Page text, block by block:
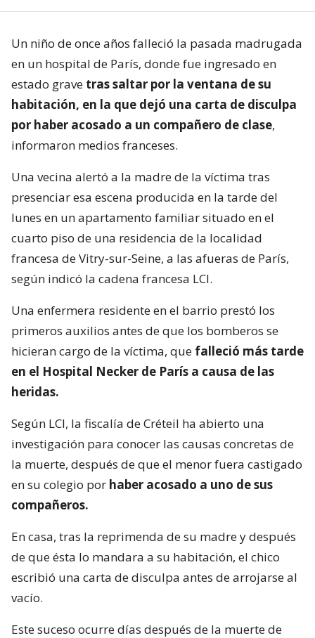
Un niño de once años falleció la pasada madrugada
en un hospital de París, donde fue ingresado en
estado grave tras saltar por la ventana de su
habitación, en la que dejó una carta de disculpa
por haber acosado a un compañero de clase,
informaron medios franceses.
Una vecina alertó a la madre de la víctima tras
presenciar esa escena producida en la tarde del
lunes en un apartamento familiar situado en el
cuarto piso de una residencia de la localidad
francesa de Vitry-sur-Seine, a las afueras de París,
según indicó la cadena francesa LCI.
Una enfermera residente en el barrio prestó los
primeros auxilios antes de que los bomberos se
hicieran cargo de la víctima, que falleció más tarde
en el Hospital Necker de París a causa de las
heridas.
Según LCI, la fiscalía de Créteil ha abierto una
investigación para conocer las causas concretas de
la muerte, después de que el menor fuera castigado
en su colegio por haber acosado a uno de sus
compañeros.
En casa, tras la reprimenda de su madre y después
de que ésta lo mandara a su habitación, el chico
escribió una carta de disculpa antes de arrojarse al
vacío.
Este suceso ocurre días después de la muerte de